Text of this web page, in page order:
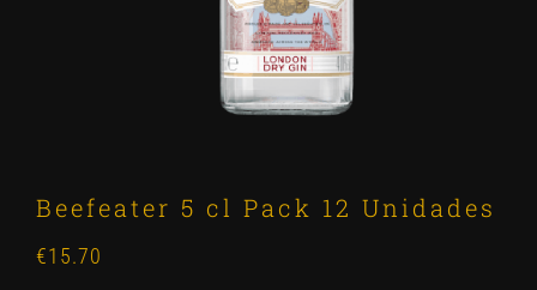
Beefeater 5 cl Pack 12 Unidades
€15.70